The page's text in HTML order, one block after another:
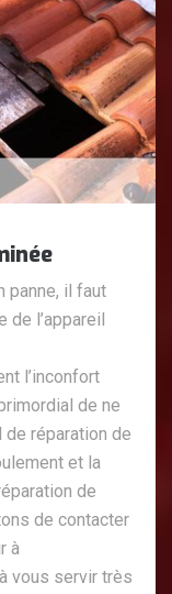
panne, il faut
de l’appareil
l’inconfort
de ne
de réparation de
et la
de
de contacter
à
vous servir très